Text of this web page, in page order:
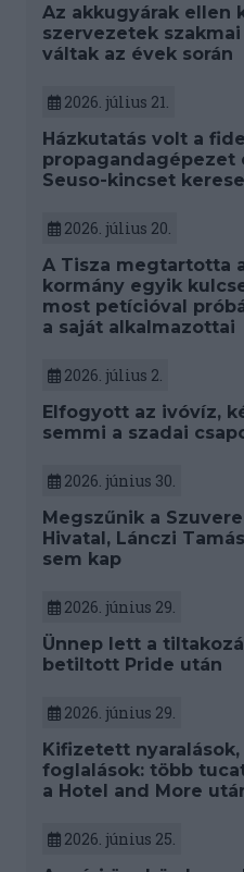
Az akkugyárak ellen
szervezetek
váltak az évek során
2026. július 21.
Házkutatás volt a
propagandagépezet
Seuso-kincset
2026. július 20.
A Tisza megtartotta
kormány egyik
most petícióval
a saját alkalmazottai
2026. július 2.
Elfogyott az ivóvíz,
semmi a szadai
2026. június 30.
Megszűnik a
Hivatal, Lánczi
sem kap
2026. június 29.
Ünnep lett a
betiltott Pride után
2026. június 29.
Kifizetett
foglalások: több
a Hotel and More
2026. június 25.